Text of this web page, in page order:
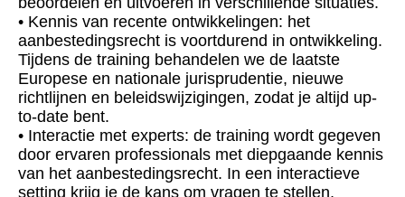
• Kennis van recente ontwikkelingen: het
aanbestedingsrecht is voortdurend in ontwikkeling.
Tijdens de training behandelen we de laatste
Europese en nationale jurisprudentie, nieuwe
richtlijnen en beleidswijzigingen, zodat je altijd up-
to-date bent.
• Interactie met experts: de training wordt gegeven
door ervaren professionals met diepgaande kennis
van het aanbestedingsrecht. In een interactieve
setting krijg je de kans om vragen te stellen,